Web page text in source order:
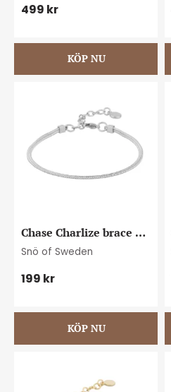
499 kr
Chase Charlize brace
plain s
Snö of Sweden
199 kr